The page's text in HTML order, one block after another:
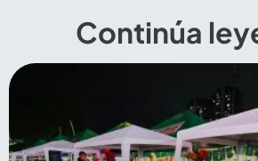
Continúa